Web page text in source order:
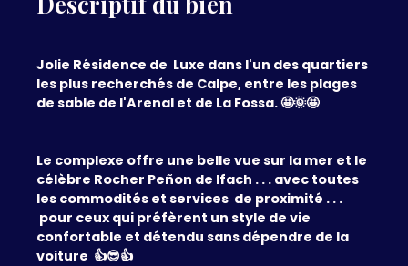
Jolie Résidence de Luxe dans l'un des quartiers
les plus recherchés de Calpe, entre les plages
de sable de l'Arenal et de La Fossa. 🤩🌞🤩
Le complexe offre une belle vue sur la mer et le
célèbre Rocher Peñon de Ifach . . . avec toutes
les commodités et services de proximité . . .
pour ceux qui préfèrent un style de vie
confortable et détendu sans dépendre de la
voiture 👍😎👍